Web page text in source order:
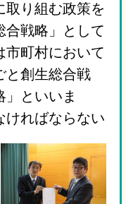
取り組む政策を
合戦略」として
市町村において
と創生総合戦
といいま
ければならない